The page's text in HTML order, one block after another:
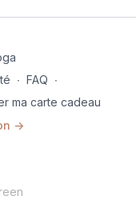
∙ FAQ ∙
ma carte cadeau
->